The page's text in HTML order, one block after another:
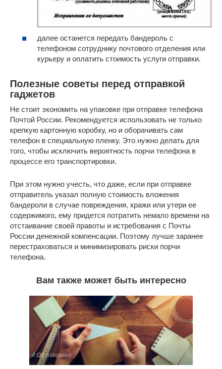
далее останется передать бандероль с
телефоном сотруднику почтового отделения или
курьеру и оплатить стоимость услуги отправки.
Полезные советы перед отправкой
гаджетов
Не стоит экономить на упаковке при отправке телефона
Почтой России. Рекомендуется использовать не только
крепкую картонную коробку, но и оборачивать сам
телефон в специальную пленку. Это нужно делать для
того, чтобы исключить вероятность порчи телефона в
процессе его транспортировки.
При этом нужно учесть, что даже, если при отправке
отправитель указал полную стоимость вложения
бандероли в случае повреждения, кражи или утери ее
содержимого, ему придется потратить немало времени на
отстаивание своей правоты и истребования с Почты
России денежной компенсации. Поэтому лучше заранее
перестраховаться и минимизировать риски порчи
телефона.
Вам также может быть интересно
Об отправке